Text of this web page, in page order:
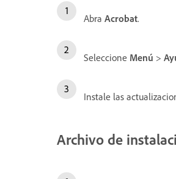
Abra Acrobat.
Seleccione Menú >
Instale las
Archivo de